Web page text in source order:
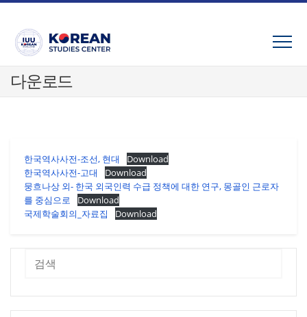
Skip
content
다운로드
한국역사사전-조선, 현대
Download
한국역사사전-고대
Download
뭉흐나상 외- 한국 외국인력 수급 정책에 대한 연구, 몽골인 근로자
를 중심으로
Download
국제학술회의_자료집
Download
검색